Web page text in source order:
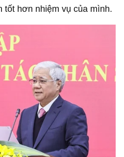
tốt hơn nhiệm vụ của mình.